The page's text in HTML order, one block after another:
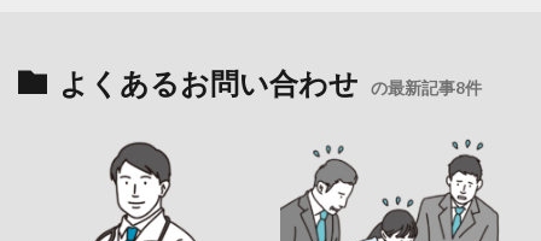
よくあるお問い合わせ の最新記事8件